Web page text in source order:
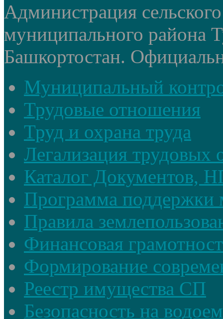
Администрация
муниципального района
Башкортостан.
Муниципальный
Трудовые отношения
Труд и охрана труда
Легализация трудовых
Каталог Документов,
Программа поддержки
Правила
Финансовая
Формирование
Реестр имущества СП
Безопасность на